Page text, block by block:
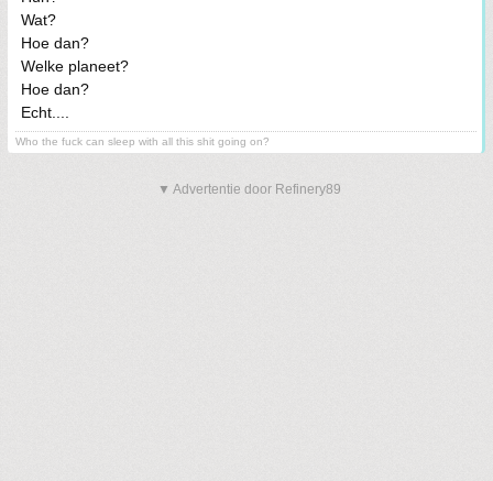
Wat?
Hoe dan?
Welke planeet?
Hoe dan?
Echt....
Who the fuck can sleep with all this shit going on?
▼ Advertentie door Refinery89